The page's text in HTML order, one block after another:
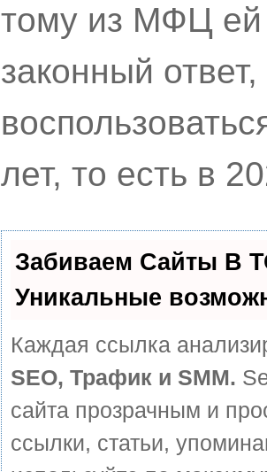
тому из МФЦ
законный
лет, то ес­ть в
Забиваем Сайты В
Уникальные
Каждая ссылка
SEO, Трафик и SMM.
сайта прозрачным и
ссылки, статьи,